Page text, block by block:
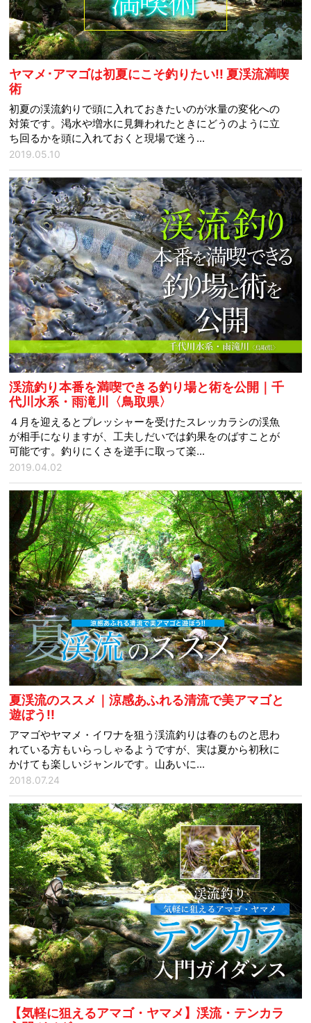
ヤマメ･アマゴは初夏にこそ釣りたい!! 夏渓流満喫
術
初夏の渓流釣りで頭に入れておきたいのが水量の変化への
対策です。渇水や増水に見舞われたときにどうのように立
ち回るかを頭に入れておくと現場で迷う...
2019.05.10
渓流釣り本番を満喫できる釣り場と術を公開｜千
代川水系・雨滝川〈鳥取県〉
４月を迎えるとプレッシャーを受けたスレッカラシの渓魚
が相手になりますが、工夫しだいでは釣果をのばすことが
可能です。釣りにくさを逆手に取って楽...
2019.04.02
夏渓流のススメ｜涼感あふれる清流で美アマゴと
遊ぼう!!
アマゴやヤマメ・イワナを狙う渓流釣りは春のものと思わ
れている方もいらっしゃるようですが、実は夏から初秋に
かけても楽しいジャンルです。山あいに...
2018.07.24
【気軽に狙えるアマゴ・ヤマメ】渓流・テンカラ